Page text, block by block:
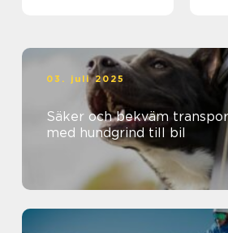
03. juli 2025
Säker och bekväm
med hundgrind till bil